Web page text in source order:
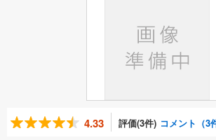
4.33 評価(3件) コメント（3